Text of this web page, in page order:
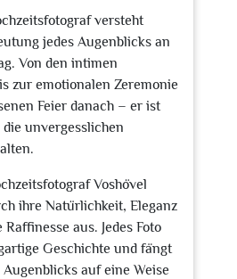
versteht
jedes Augenblicks an
Von den intimen
zur emotionalen Zeremonie
Feier danach – er ist
unvergesslichen
Voshövel
ihre Natürlichkeit, Eleganz
aus. Jedes Foto
Geschichte und fängt
auf eine Weise